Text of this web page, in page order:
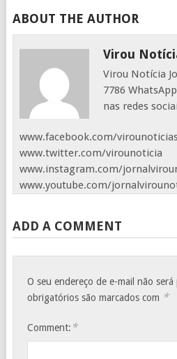
ABOUT THE AUTHOR
Virou
Virou Notícia
7786
nas redes
www.facebook.com/
www.twitter.com/virounoticia
www.instagram.com/
www.youtube.com/
ADD A COMMENT
O seu endereço de e-mail não será
obrigatórios são marcados com *
Comment: *